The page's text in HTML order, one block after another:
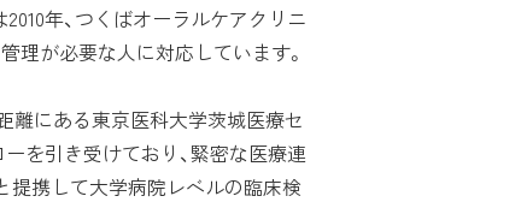
年、つくばオーラルケアクリニ
理が必要な人に対応しています。
離にある東京医科大学茨城医療セ
を引き受けており、緊密な医療連
提携して大学病院レベルの臨床検